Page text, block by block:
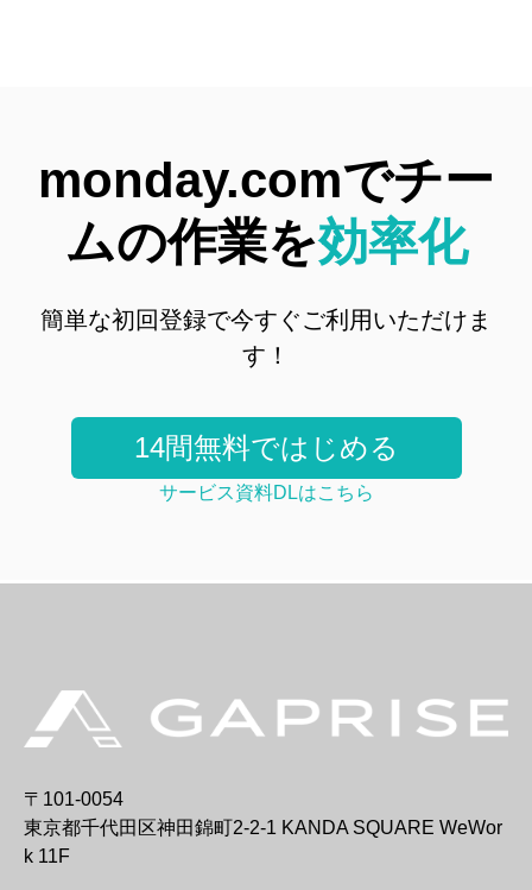
monday.comでチー
ムの作業を効率化
簡単な初回登録で今すぐご利用いただけま
す！
14間無料ではじめる
サービス資料DLはこちら
〒101-0054
東京都千代田区神田錦町2-2-1 KANDA SQUARE WeWor
k 11F